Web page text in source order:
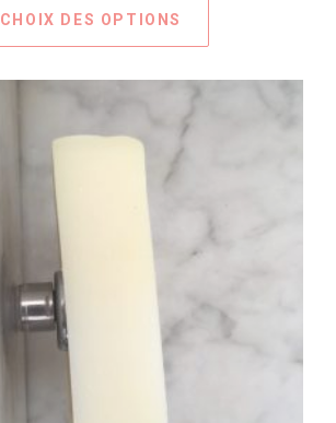
CHOIX DES OPTIONS
Ce
produit
a
variations.